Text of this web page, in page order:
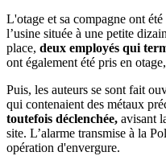
L'otage et sa compagne ont
l’usine située à une petite
place, deux employés qui
ont également été pris en
Puis, les auteurs se sont fait
qui contenaient des métaux
toutefois déclenchée, avisant
site. L’alarme transmise à la
opération d'envergure.